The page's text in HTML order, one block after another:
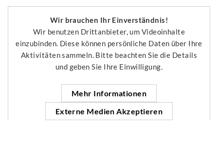
Wir brauchen Ihr Einverständnis!
Wir benutzen Drittanbieter, um Videoinhalte
einzubinden. Diese können persönliche Daten über Ihre
Aktivitäten sammeln. Bitte beachten Sie die Details
und geben Sie Ihre Einwilligung.
Mehr Informationen
Externe Medien Akzeptieren